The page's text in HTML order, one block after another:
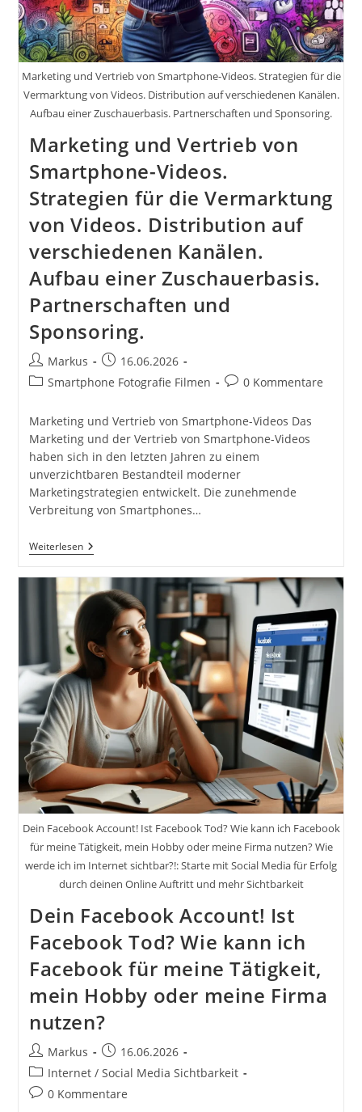
Marketing und Vertrieb von Smartphone-Videos. Strategien für die
Vermarktung von Videos. Distribution auf verschiedenen Kanälen.
Aufbau einer Zuschauerbasis. Partnerschaften und Sponsoring.
Marketing und Vertrieb von
Smartphone-Videos.
Strategien für die Vermarktung
von Videos. Distribution auf
verschiedenen Kanälen.
Aufbau einer Zuschauerbasis.
Partnerschaften und
Sponsoring.
Beitrags-
Autor:
Markus
Beitrag
veröffentlicht:
16.06.2026
Beitrags-
Smartphone Fotografie Filmen
Beitrags-
0 Kommentare
Marketing und Vertrieb von Smartphone-Videos Das
Marketing und der Vertrieb von Smartphone-Videos
haben sich in den letzten Jahren zu einem
unverzichtbaren Bestandteil moderner
Marketingstrategien entwickelt. Die zunehmende
Verbreitung von Smartphones…
WeiterlesenMarketing
Und
Von
Smartphone-
Videos.
Strategien
Die
Vermarktung
Von
Videos.
Distribution
Auf
Verschiedenen
Kanälen.
Aufbau
Einer
Zuschauerbasis.
Partnerschaften
Und
Sponsoring.
Dein Facebook Account! Ist Facebook Tod? Wie kann ich Facebook
für meine Tätigkeit, mein Hobby oder meine Firma nutzen? Wie
werde ich im Internet sichtbar?!: Starte mit Social Media für Erfolg
durch deinen Online Auftritt und mehr Sichtbarkeit
Dein Facebook Account! Ist
Facebook Tod? Wie kann ich
Facebook für meine Tätigkeit,
mein Hobby oder meine Firma
nutzen?
Beitrags-
Autor:
Markus
Beitrag
veröffentlicht:
16.06.2026
Beitrags-
Kategorie:
Internet / Social Media Sichtbarkeit
Beitrags-
0 Kommentare